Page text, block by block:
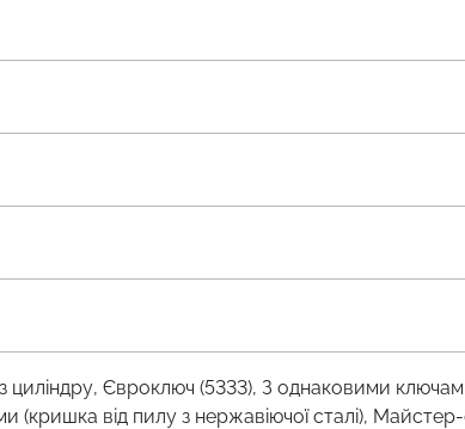
циліндру, Євроключ (5333), З однаковими
(кришка від пилу з нержавіючої сталі),